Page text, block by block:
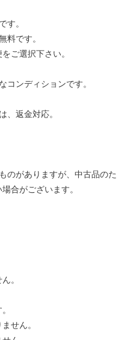
す。
料です。
ご選択下さい。
コンディションです。
、返金対応。
のがありますが、中古品のた
合がございます。
。
せん。